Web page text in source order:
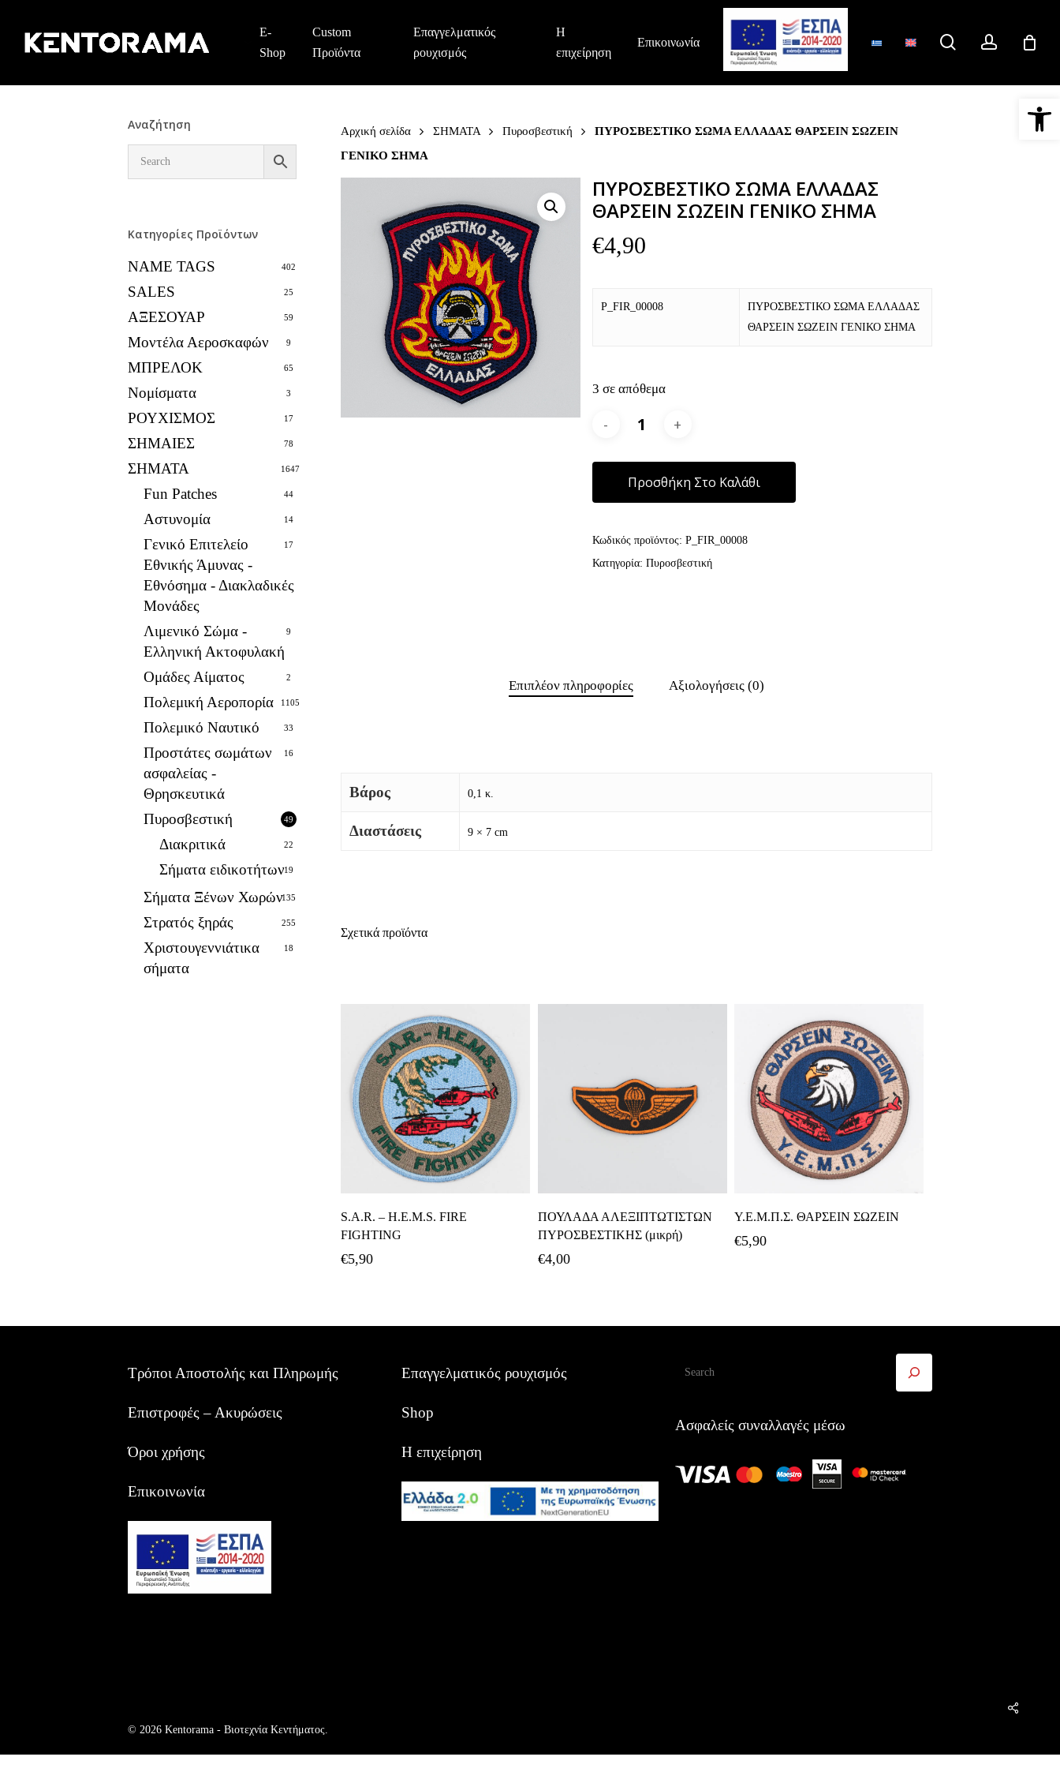
main
E-
Shop
Custom
Προϊόντα
Επαγγελματικός
ρουχισμός
Η
επιχείρηση
Επικοινωνία searchaccount
Αναζήτηση
Κατηγορίες Προϊόντων
NAME TAGS 402
SALES 25
ΑΞΕΣΟΥΑΡ 59
Μοντέλα Αεροσκαφών 9
ΜΠΡΕΛΟΚ 65
Νομίσματα 3
ΡΟΥΧΙΣΜΟΣ 17
ΣΗΜΑΙΕΣ 78
ΣΗΜΑΤΑ 1647
Fun Patches 44
Αστυνομία 14
Γενικό Επιτελείο
Εθνικής Άμυνας -
Εθνόσημα - Διακλαδικές
Μονάδες
17
Λιμενικό Σώμα -
Ελληνική Ακτοφυλακή
9
Ομάδες Αίματος 2
Πολεμική Αεροπορία 1105
Πολεμικό Ναυτικό 33
Προστάτες σωμάτων
ασφαλείας -
Θρησκευτικά
16
Πυροσβεστική 49
Διακριτικά 22
Σήματα ειδικοτήτων19
Σήματα Ξένων Χωρών135
Στρατός ξηράς 255
Χριστουγεννιάτικα
σήματα
18
Αρχική σελίδα ΣΗΜΑΤΑ Πυροσβεστική
ΠΥΡΟΣΒΕΣΤΙΚΟ ΣΩΜΑ ΕΛΛΑΔΑΣ ΘΑΡΣΕΙΝ ΣΩΖΕΙΝ
ΓΕΝΙΚΟ ΣΗΜΑ
ΠΥΡΟΣΒΕΣΤΙΚΟ ΣΩΜΑ ΕΛΛΑΔΑΣ
ΘΑΡΣΕΙΝ ΣΩΖΕΙΝ ΓΕΝΙΚΟ ΣΗΜΑ
€4,90
P_FIR_00008
ΠΥΡΟΣΒΕΣΤΙΚΟ ΣΩΜΑ ΕΛΛΑΔΑΣ
ΘΑΡΣΕΙΝ ΣΩΖΕΙΝ ΓΕΝΙΚΟ ΣΗΜΑ
3 σε απόθεμα
Προσθήκη Στο Καλάθι
Κωδικός προϊόντος: P_FIR_00008
Κατηγορία: Πυροσβεστική
Επιπλέον πληροφορίες Αξιολογήσεις (0)
Βάρος 0,1 κ.
Διαστάσεις 9 × 7 cm
Σχετικά προϊόντα
S.A.R. – H.E.M.S. FIRE
FIGHTING
€5,90
ΠΟΥΛΑΔΑ ΑΛΕΞΙΠΤΩΤΙΣΤΩΝ
ΠΥΡΟΣΒΕΣΤΙΚΗΣ (μικρή)
€4,00
Υ.Ε.Μ.Π.Σ. ΘΑΡΣΕΙΝ ΣΩΖΕΙΝ
€5,90
Τρόποι Αποστολής και Πληρωμής
Επιστροφές – Ακυρώσεις
Όροι χρήσης
Επικοινωνία
Επαγγελματικός ρουχισμός
Shop
Η επιχείρηση
Ασφαλείς συναλλαγές μέσω
© 2026 Kentorama - Bιοτεχνία Kεντήματος.